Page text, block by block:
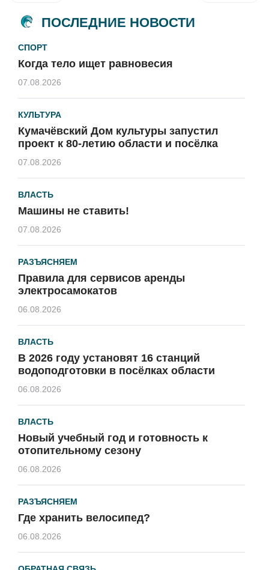
ПОСЛЕДНИЕ НОВОСТИ
СПОРТ
Когда тело ищет равновесия
07.08.2026
КУЛЬТУРА
Кумачёвский Дом культуры запустил
проект к 80-летию области и посёлка
07.08.2026
ВЛАСТЬ
Машины не ставить!
07.08.2026
РАЗЪЯСНЯЕМ
Правила для сервисов аренды
электросамокатов
06.08.2026
ВЛАСТЬ
В 2026 году установят 16 станций
водоподготовки в посёлках области
06.08.2026
ВЛАСТЬ
Новый учебный год и готовность к
отопительному сезону
06.08.2026
РАЗЪЯСНЯЕМ
Где хранить велосипед?
06.08.2026